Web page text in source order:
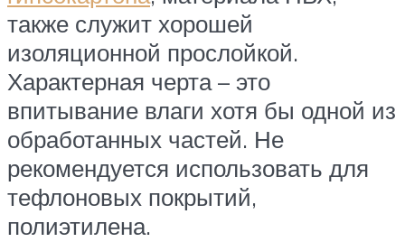
также служит хорошей
изоляционной прослойкой.
Характерная черта – это
впитывание влаги хотя бы одной из
обработанных частей. Не
рекомендуется использовать для
тефлоновых покрытий,
полиэтилена.